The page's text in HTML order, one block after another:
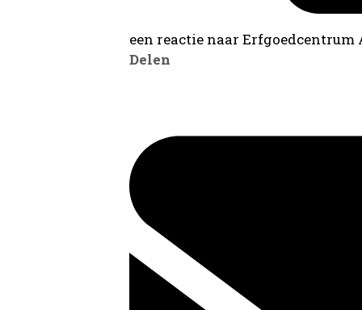
een reactie naar
Delen